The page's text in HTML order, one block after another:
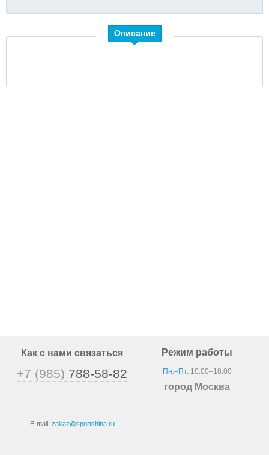
Описание
Как с нами связаться
+7 (985) 788-58-82
E-mail: zakaz@sportshina.ru
Режим работы
Пн.–Пт.10:00–18:00
город Москва